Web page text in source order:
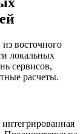
восточного
локальных
сервисов,
расчеты.